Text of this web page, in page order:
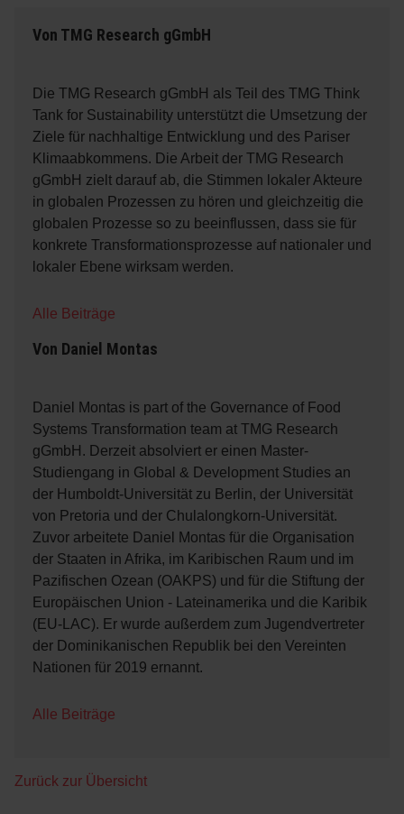
Von TMG Research gGmbH
Die TMG Research gGmbH als Teil des TMG Think
Tank for Sustainability unterstützt die Umsetzung der
Ziele für nachhaltige Entwicklung und des Pariser
Klimaabkommens. Die Arbeit der TMG Research
gGmbH zielt darauf ab, die Stimmen lokaler Akteure
in globalen Prozessen zu hören und gleichzeitig die
globalen Prozesse so zu beeinflussen, dass sie für
konkrete Transformationsprozesse auf nationaler und
lokaler Ebene wirksam werden.
Alle Beiträge
Von Daniel Montas
Daniel Montas is part of the Governance of Food
Systems Transformation team at TMG Research
gGmbH. Derzeit absolviert er einen Master-
Studiengang in Global & Development Studies an
der Humboldt-Universität zu Berlin, der Universität
von Pretoria und der Chulalongkorn-Universität.
Zuvor arbeitete Daniel Montas für die Organisation
der Staaten in Afrika, im Karibischen Raum und im
Pazifischen Ozean (OAKPS) und für die Stiftung der
Europäischen Union - Lateinamerika und die Karibik
(EU-LAC). Er wurde außerdem zum Jugendvertreter
der Dominikanischen Republik bei den Vereinten
Nationen für 2019 ernannt.
Alle Beiträge
Zurück zur Übersicht